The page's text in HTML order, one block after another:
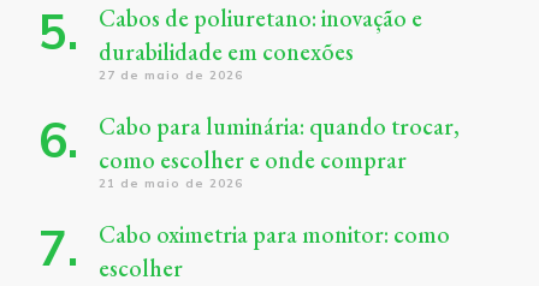
Cabos de poliuretano: inovação e
durabilidade em conexões
27 de maio de 2026
Cabo para luminária: quando trocar,
como escolher e onde comprar
21 de maio de 2026
Cabo oximetria para monitor: como
escolher